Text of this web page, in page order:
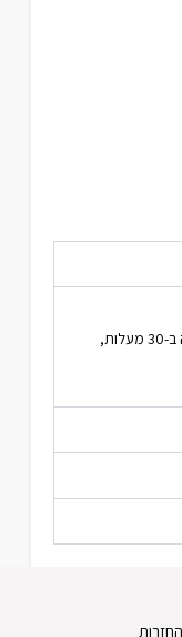
הוראות טיפול: מיועד לכביסה עדינה במכונה ב-30 מעלות,